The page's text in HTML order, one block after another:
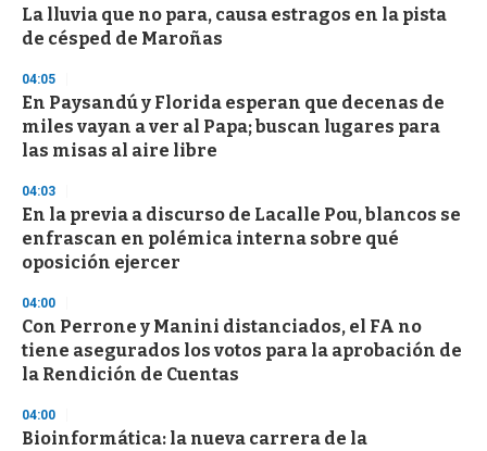
s
e
c
n
d
La lluvia que no para, causa estragos en la pista
de césped de Maroñas
04:05
En Paysandú y Florida esperan que decenas de
miles vayan a ver al Papa; buscan lugares para
las misas al aire libre
04:03
En la previa a discurso de Lacalle Pou, blancos se
enfrascan en polémica interna sobre qué
oposición ejercer
04:00
Con Perrone y Manini distanciados, el FA no
tiene asegurados los votos para la aprobación de
la Rendición de Cuentas
04:00
Bioinformática: la nueva carrera de la